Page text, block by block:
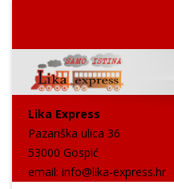
Lika Express
Pazariška ulica 36
53000 Gospić
email: info@lika-express.hr